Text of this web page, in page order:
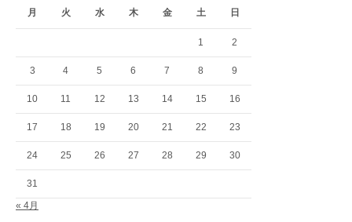
月 火 水 木 金 土 日
1 2
3 4 5 6 7 8 9
10 11 12 13 14 15 16
17 18 19 20 21 22 23
24 25 26 27 28 29 30
31
« 4月